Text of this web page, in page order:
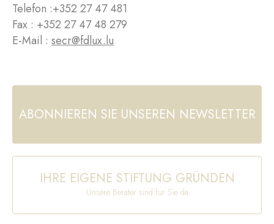
Telefon :+352 27 47 481
Fax : +352 27 47 48 279
E-Mail : secr@fdlux.lu
ABONNIEREN SIE UNSEREN NEWSLETTER
IHRE EIGENE STIFTUNG GRÜNDEN
Unsere Berater sind für Sie da